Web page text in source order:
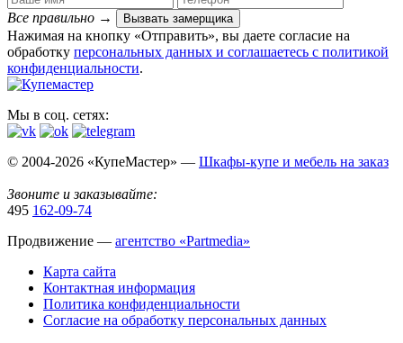
Все правильно → Вызвать замерщика
Нажимая на кнопку «Отправить», вы даете согласие на
обработку персональных данных​ и соглашаетесь c политикой
конфиденциальности.
Мы в соц. сетях:
© 2004-2026 «КупеМастер» — Шкафы-купе и мебель на заказ
Звоните и заказывайте:
495 162-09-74
Продвижение — агентство «Partmedia»
Карта сайта
Контактная информация
Политика конфиденциальности
Согласие на обработку персональных данных